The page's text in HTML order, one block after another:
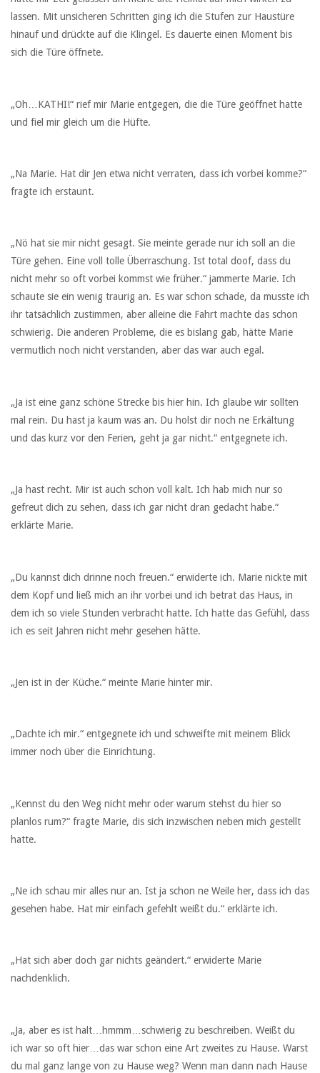
lassen. Mit unsicheren Schritten ging ich die Stufen zur Haustüre
hinauf und drückte auf die Klingel. Es dauerte einen Moment bis
sich die Türe öffnete.
„Oh…KATHI!“ rief mir Marie entgegen, die die Türe geöffnet hatte
und fiel mir gleich um die Hüfte.
„Na Marie. Hat dir Jen etwa nicht verraten, dass ich vorbei komme?“
fragte ich erstaunt.
„Nö hat sie mir nicht gesagt. Sie meinte gerade nur ich soll an die
Türe gehen. Eine voll tolle Überraschung. Ist total doof, dass du
nicht mehr so oft vorbei kommst wie früher.“ jammerte Marie. Ich
schaute sie ein wenig traurig an. Es war schon schade, da musste ich
ihr tatsächlich zustimmen, aber alleine die Fahrt machte das schon
schwierig. Die anderen Probleme, die es bislang gab, hätte Marie
vermutlich noch nicht verstanden, aber das war auch egal.
„Ja ist eine ganz schöne Strecke bis hier hin. Ich glaube wir sollten
mal rein. Du hast ja kaum was an. Du holst dir noch ne Erkältung
und das kurz vor den Ferien, geht ja gar nicht.“ entgegnete ich.
„Ja hast recht. Mir ist auch schon voll kalt. Ich hab mich nur so
gefreut dich zu sehen, dass ich gar nicht dran gedacht habe.“
erklärte Marie.
„Du kannst dich drinne noch freuen.“ erwiderte ich. Marie nickte mit
dem Kopf und ließ mich an ihr vorbei und ich betrat das Haus, in
dem ich so viele Stunden verbracht hatte. Ich hatte das Gefühl, dass
ich es seit Jahren nicht mehr gesehen hätte.
„Jen ist in der Küche.“ meinte Marie hinter mir.
„Dachte ich mir.“ entgegnete ich und schweifte mit meinem Blick
immer noch über die Einrichtung.
„Kennst du den Weg nicht mehr oder warum stehst du hier so
planlos rum?“ fragte Marie, dis sich inzwischen neben mich gestellt
hatte.
„Ne ich schau mir alles nur an. Ist ja schon ne Weile her, dass ich das
gesehen habe. Hat mir einfach gefehlt weißt du.“ erklärte ich.
„Hat sich aber doch gar nichts geändert.“ erwiderte Marie
nachdenklich.
„Ja, aber es ist halt…hmmm…schwierig zu beschreiben. Weißt du
ich war so oft hier…das war schon eine Art zweites zu Hause. Warst
du mal ganz lange von zu Hause weg? Wenn man dann nach Hause